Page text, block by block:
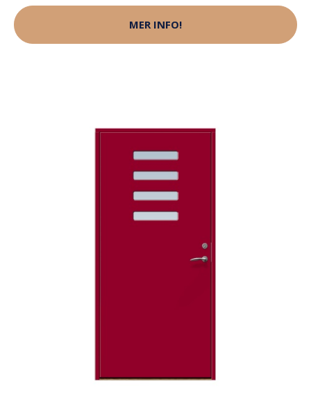
MER INFO!